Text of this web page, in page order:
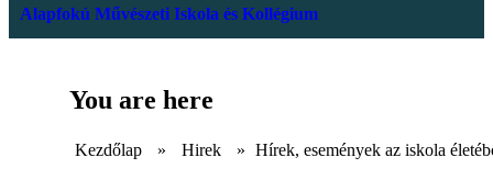
Alapfokú Művészeti Iskola és Kollégium
You are here
Kezdőlap » Hirek » Hírek, események az iskola